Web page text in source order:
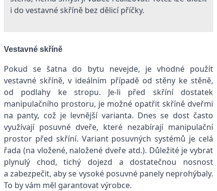
i do vestavné skříně bez dělicí příčky.
Vestavné skříně
Pokud se šatna do bytu nevejde, je vhodné použít
vestavné skříně, v ideálním případě od stěny ke stěně,
od podlahy ke stropu. Je-li před skříní dostatek
manipulačního prostoru, je možné opatřit skříně dveřmi
na panty, což je levnější varianta. Dnes se dost často
využívají posuvné dveře, které nezabírají manipulační
prostor před skříní. Variant posuvných systémů je celá
řada (na vložené, naložené dveře atd.). Důležité je vybrat
plynulý chod, tichý dojezd a dostatečnou nosnost
a zabezpečit, aby se vysoké posuvné panely neprohýbaly.
To by vám měl garantovat výrobce.